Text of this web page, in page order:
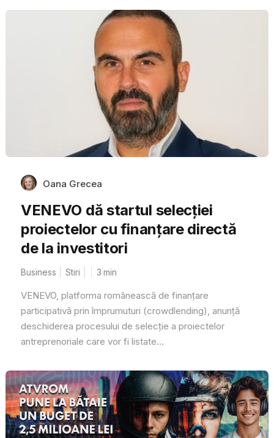
Oana Grecea
VENEVO dă startul selecției
proiectelor cu finanțare directă
de la investitori
Business Stiri 3 min
VENEVO, platforma românească de finanțare
participativă prin împrumuturi (crowdlending), anunță
deschiderea procesului de selecție a proiectelor
antreprenoriale care vor fi listate...